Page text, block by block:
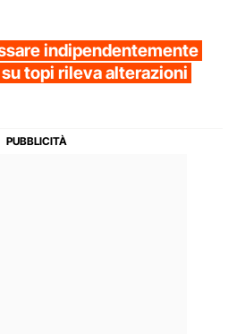
indipendentemente
topi rileva alterazioni